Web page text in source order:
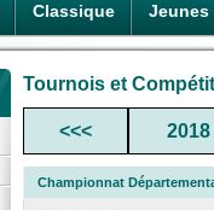
Classique Jeunes
Tournois et
<<< 2018
Championnat